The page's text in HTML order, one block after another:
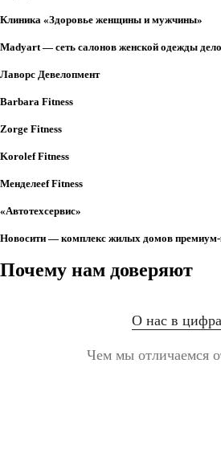
Клиника «Здоровье женщины и мужчины»
Madyart — сеть салонов женской одежды
Лаворс Девелопмент
Barbara Fitness
Zorge Fitness
Korolef Fitness
Менделееf Fitness
«Автотехсервис»
Новосити — комплекс жилых домов премиум-
Почему нам доверяют
О нас в
Чем мы отличаемся